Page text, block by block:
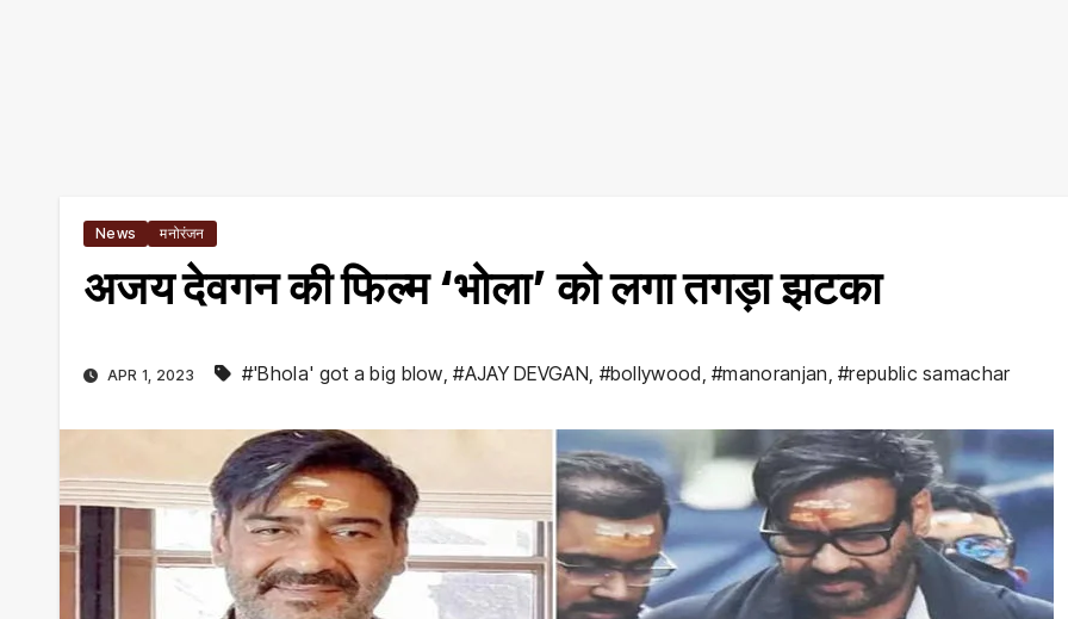
News मनोरंजन
अजय देवगन की फिल्म ‘भोला’ को लगा तगड़ा झटका
APR 1, 2023 #'Bhola' got a big blow,#AJAY DEVGAN, #bollywood,#manoranjan,#republic samachar